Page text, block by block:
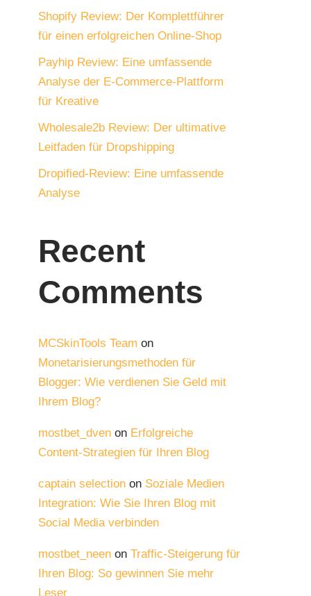
Shopify Review: Der Komplettführer
für einen erfolgreichen Online-Shop
Payhip Review: Eine umfassende
Analyse der E-Commerce-Plattform
für Kreative
Wholesale2b Review: Der ultimative
Leitfaden für Dropshipping
Dropified-Review: Eine umfassende
Analyse
Recent
Comments
MCSkinTools Team on
Monetarisierungsmethoden für
Blogger: Wie verdienen Sie Geld mit
Ihrem Blog?
mostbet_dven on Erfolgreiche
Content-Strategien für Ihren Blog
captain selection on Soziale Medien
Integration: Wie Sie Ihren Blog mit
Social Media verbinden
mostbet_neen on Traffic-Steigerung für
Ihren Blog: So gewinnen Sie mehr
Leser